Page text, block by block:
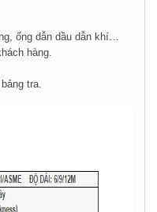
ống dẫn dầu dẫn khí…
hàng.
tra.